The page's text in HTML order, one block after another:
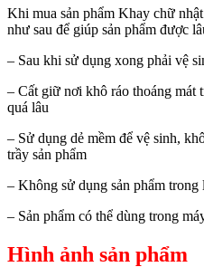
Khi mua sản phẩm Khay chữ
như sau để giúp sản phẩm được
– Sau khi sử dụng xong phải vệ
– Cất giữ nơi khô ráo thoáng mát
quá lâu
– Sử dụng dẻ mềm để vệ sinh,
trầy sản phẩm
– Không sử dụng sản phẩm trong
– Sản phẩm có thể dùng trong
Hình ảnh sản phẩm